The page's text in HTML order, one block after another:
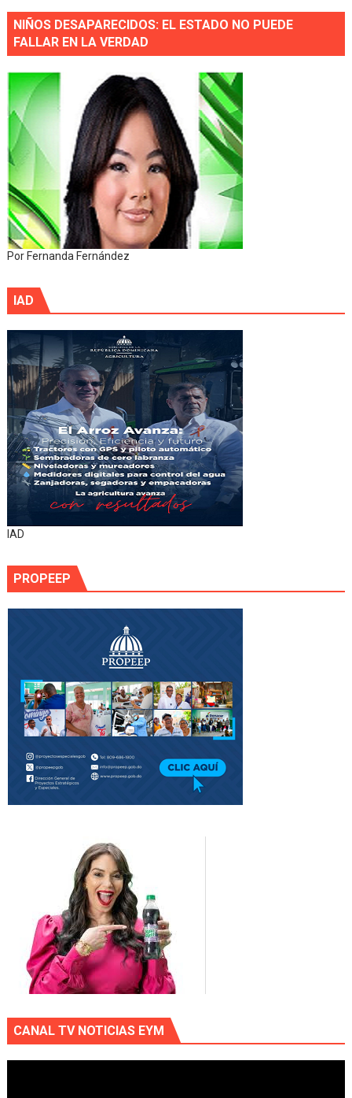
NIÑOS DESAPARECIDOS: EL ESTADO NO PUEDE
FALLAR EN LA VERDAD
Por Fernanda Fernández
IAD
IAD
PROPEEP
CANAL TV NOTICIAS EYM